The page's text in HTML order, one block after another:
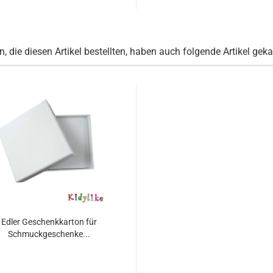
die diesen Artikel bestellten, haben auch folgende Artikel
Edler Geschenkkarton für
Schmuckgeschenke...